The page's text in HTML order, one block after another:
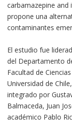
carbamazepine
propone una
contaminantes
El estudio fue
del Departamento
Facultad de
Universidad de
integrado por
Balmaceda, Juan
académico Pablo